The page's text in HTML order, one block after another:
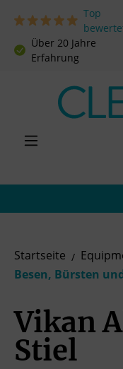
Zum Hauptinhalt springen
Top
Über 20 Jahre
Erfahrung
Startseite
Besen, Bürsten
Vikan
Stiel